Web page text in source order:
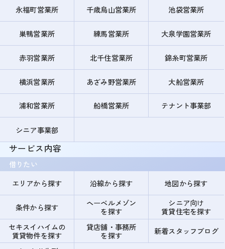
永福町営業所 千歳烏山営業所 池袋営業所
巣鴨営業所 練馬営業所 大泉学園営業所
赤羽営業所 北千住営業所 錦糸町営業所
横浜営業所 あざみ野営業所 大船営業所
浦和営業所 船橋営業所 テナント事業部
シニア事業部
サービス内容
借りたい
エリアから探す
沿線から探す 地図から探す
条件から探す
ヘーベルメゾン
を探す
シニア向け
賃貸住宅を探す
セキスイハイムの
賃貸物件を探す
貸店舗・事務所
を探す
新着スタッフブログ